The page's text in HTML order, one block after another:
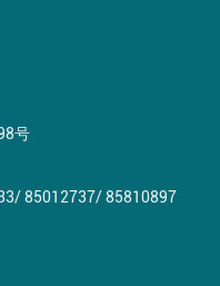
号
/85012737/85810897